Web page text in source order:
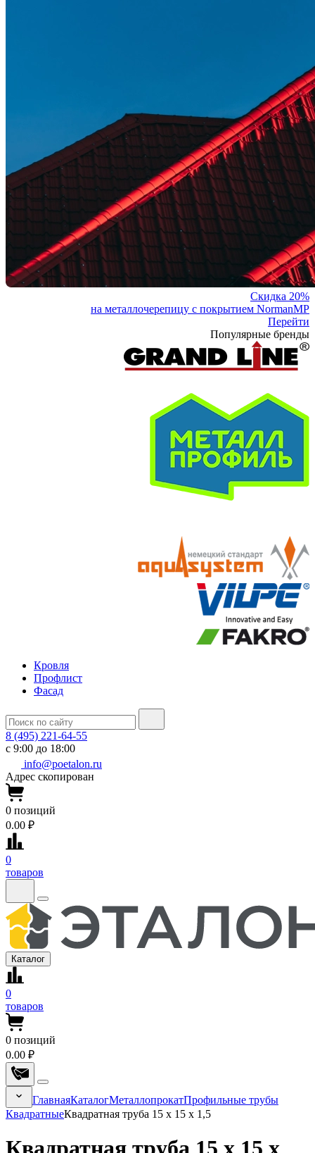
Скидка 20%
на металлочерепицу с покрытием NormanMP
Перейти
Популярные бренды
Кровля
Профлист
Фасад
8 (495) 221-64-55
с 9:00 до 18:00
info@poetalon.ru
Адрес скопирован
0 позиций
0.00 ₽
0
товаров
Каталог
0
товаров
0 позиций
0.00 ₽
ГлавнаяКаталогМеталлопрокатПрофильные трубы
КвадратныеКвадратная труба 15 х 15 х 1,5